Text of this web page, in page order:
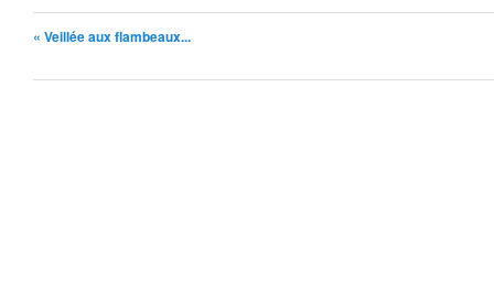
« Veillée aux flambeaux...